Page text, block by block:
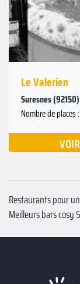
Le Valerien
Suresnes (92150)
Nombre de places
VOIR
Restaurants pour
Meilleurs bars cosy